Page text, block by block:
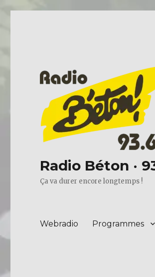
Radio Béton ·
Ça va durer encore longtemps !
Webradio Programmes